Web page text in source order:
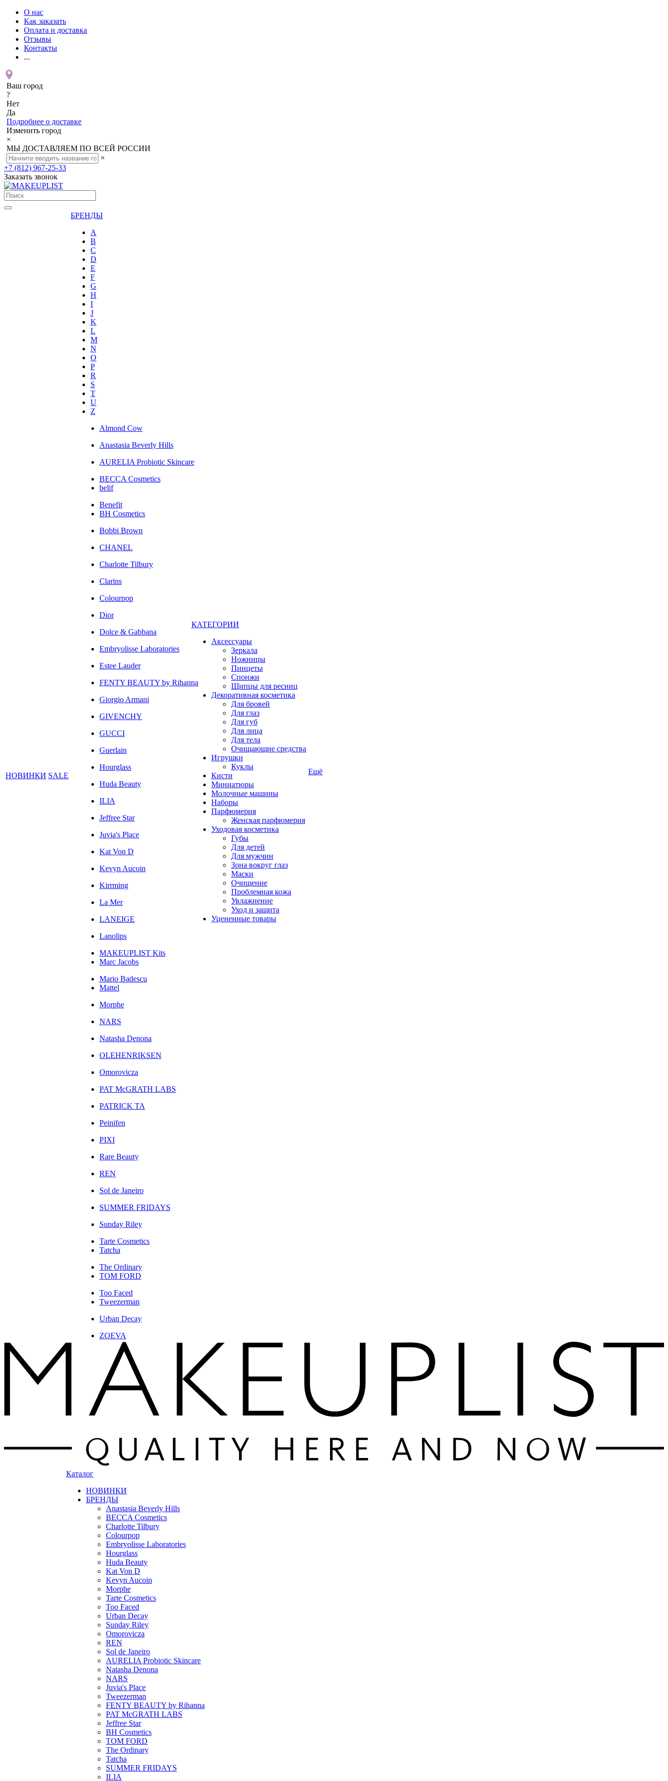
О нас
Как заказать
Оплата и доставка
Отзывы
Контакты
...
Ваш город
?
Нет
Да
Подробнее о доставке
Изменить город
×
МЫ ДОСТАВЛЯЕМ ПО ВСЕЙ РОССИИ
×
+7 (812) 967-25-33
Заказать звонок
НОВИНКИ SALE
БРЕНДЫ
A
B
C
D
E
F
G
H
I
J
K
L
M
N
O
P
R
S
T
U
Z
Almond Cow
Anastasia Beverly Hills
AURELIA Probiotic Skincare
BECCA Cosmetics
belif
Benefit
BH Cosmetics
Bobbi Brown
CHANEL
Charlotte Tilbury
Clarins
Colourpop
Dior
Dolce & Gabbana
Embryolisse Laboratories
Estee Lauder
FENTY BEAUTY by Rihanna
Giorgio Armani
GIVENCHY
GUCCI
Guerlain
Hourglass
Huda Beauty
ILIA
Jeffree Star
Juvia's Place
Kat Von D
Kevyn Aucoin
Kirrming
La Mer
LANEIGE
Lanolips
MAKEUPLIST Kits
Marc Jacobs
Mario Badescu
Mattel
Morphe
NARS
Natasha Denona
OLEHENRIKSEN
Omorovicza
PAT McGRATH LABS
PATRICK TA
Peinifen
PIXI
Rare Beauty
REN
Sol de Janeiro
SUMMER FRIDAYS
Sunday Riley
Tarte Cosmetics
Tatcha
The Ordinary
TOM FORD
Too Faced
Tweezerman
Urban Decay
ZOEVA
КАТЕГОРИИ
Аксессуары
Зеркала
Ножницы
Пинцеты
Спонжи
Щипцы для ресниц
Декоративная косметика
Для бровей
Для глаз
Для губ
Для лица
Для тела
Очищающие средства
Игрушки
Куклы
Кисти
Миниатюры
Молочные машины
Наборы
Парфюмерия
Женская парфюмерия
Уходовая косметика
Губы
Для детей
Для мужчин
Зона вокруг глаз
Маски
Очищение
Проблемная кожа
Увлажнение
Уход и защита
Уцененные товары
Ещё
Каталог
НОВИНКИ
БРЕНДЫ
Anastasia Beverly Hills
BECCA Cosmetics
Charlotte Tilbury
Colourpop
Embryolisse Laboratories
Hourglass
Huda Beauty
Kat Von D
Kevyn Aucoin
Morphe
Tarte Cosmetics
Too Faced
Urban Decay
Sunday Riley
Omorovicza
REN
Sol de Janeiro
AURELIA Probiotic Skincare
Natasha Denona
NARS
Juvia's Place
Tweezerman
FENTY BEAUTY by Rihanna
PAT McGRATH LABS
Jeffree Star
BH Cosmetics
TOM FORD
The Ordinary
Tatcha
SUMMER FRIDAYS
ILIA